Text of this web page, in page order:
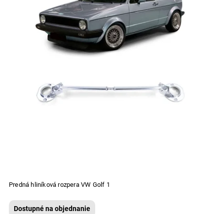
Predná hliníková rozpera VW Golf 1
Dostupné na objednanie